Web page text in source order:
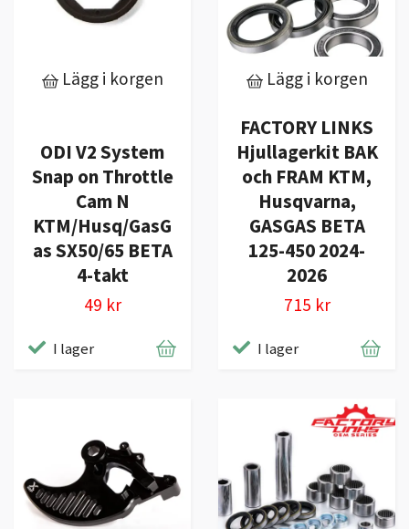
Lägg i korgen
ODI V2 System
Snap on Throttle
Cam N
KTM/Husq/GasG
as SX50/65 BETA
4-takt
49 kr
I lager
Lägg i korgen
FACTORY LINKS
Hjullagerkit BAK
och FRAM KTM,
Husqvarna,
GASGAS BETA
125-450 2024-
2026
715 kr
I lager